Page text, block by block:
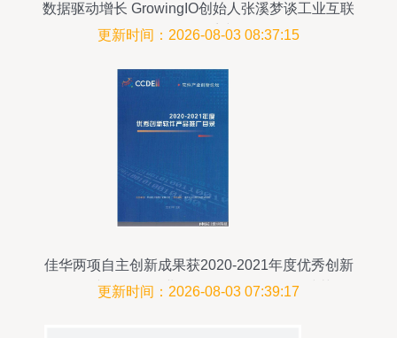
数据驱动增长 GrowingIO创始人张溪梦谈工业互联
网数据体系建设
更新时间：2026-08-03 08:37:15
佳华两项自主创新成果获2020-2021年度优秀创新
软件产品奖，工业互联网数据服务再添殊荣
更新时间：2026-08-03 07:39:17